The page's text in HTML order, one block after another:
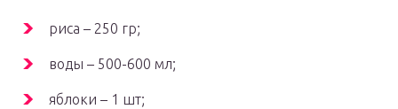
риса – 250 гр;
воды – 500-600 мл;
яблоки – 1 шт;